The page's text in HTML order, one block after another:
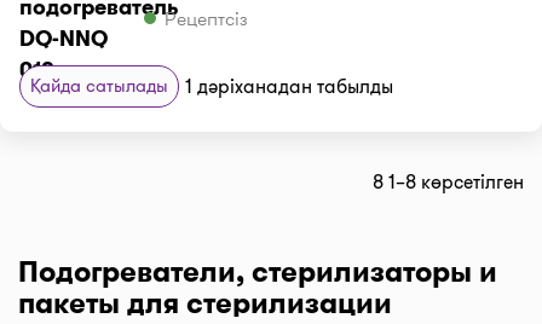
Рецептсіз
Қайда сатылады 1 дәріханадан табылды
8 1–8 көрсетілген
Подогреватели, стерилизаторы и
пакеты для стерилизации